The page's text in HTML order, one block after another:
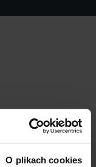
O plikach cookies